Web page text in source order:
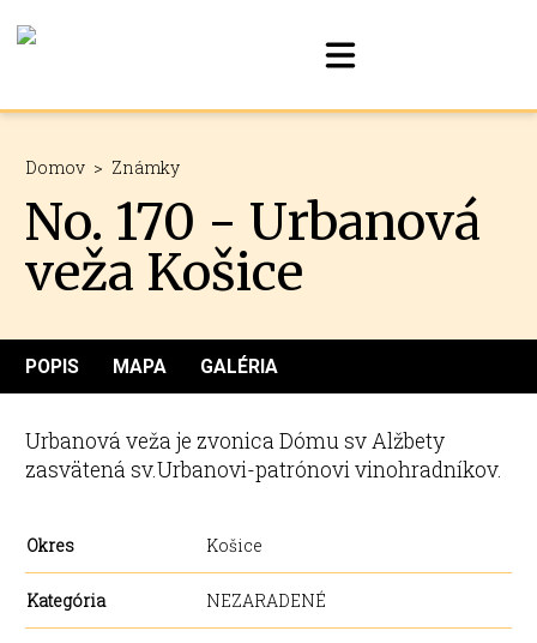
Domov > Známky
No. 170 - Urbanová
veža Košice
POPIS MAPA GALÉRIA
Urbanová veža je zvonica Dómu sv Alžbety
zasvätená sv.Urbanovi-patrónovi vinohradníkov.
Okres Košice
Kategória NEZARADENÉ